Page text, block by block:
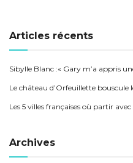
Articles récents
Sibylle Blanc :« Gary m’a appris
Le château d’Orfeuillette bouscule
Les 5 villes françaises où partir
Archives